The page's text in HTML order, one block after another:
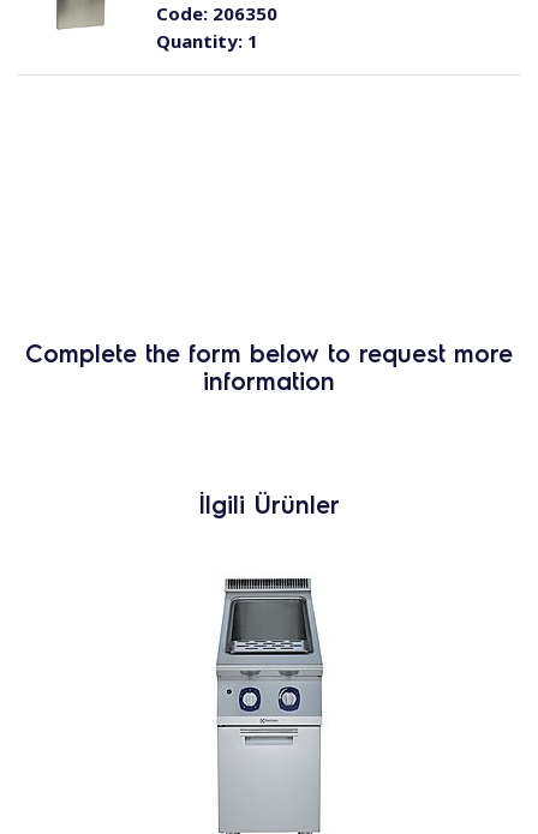
Quantity:1
Code:206350
Complete the form below to request more
information
İlgili Ürünler